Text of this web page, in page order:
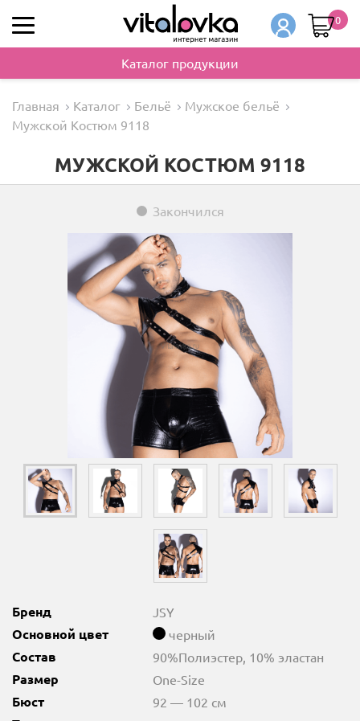
0
Каталог продукции
Главная Каталог Бельё
Мужское бельё
Мужской Костюм 9118
МУЖСКОЙ КОСТЮМ 9118
Закончился
Бренд JSY
Основной цвет черный
Состав 90%Полиэстер, 10% эластан
Размер One-Size
Бюст 92 — 102 см